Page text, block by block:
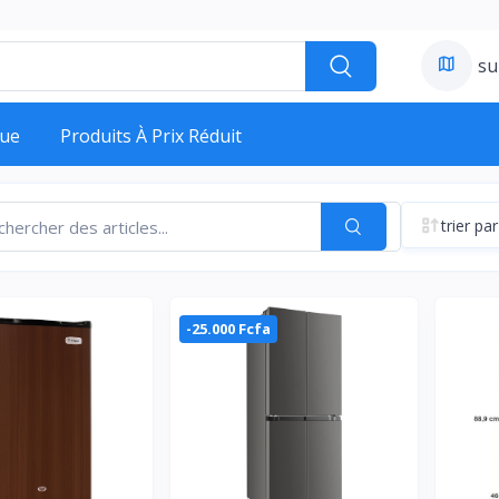
Produits À Prix Réduit
trier par
-25.000 Fcfa